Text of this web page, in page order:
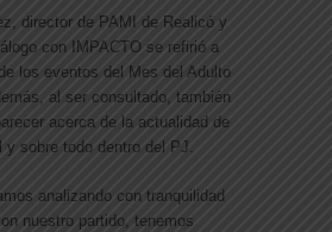
director de PAMI de Realicó y
con IMPACTO se refirió a
los eventos del Mes del Adulto
al ser consultado, también
acerca de la actualidad de
y sobre todo dentro del PJ.
analizando con tranquilidad
nuestro partido, tenemos